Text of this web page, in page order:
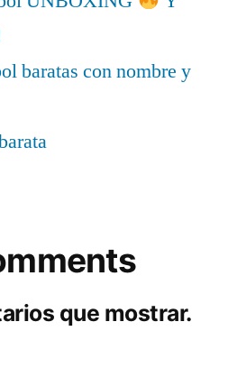
baratas con nombre y
que mostrar.